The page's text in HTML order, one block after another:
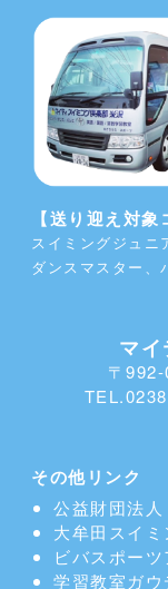
【送り迎え対象
スイミングジュニ
ダンスマスター、
マ
〒
その他リンク
公益財団法
大牟田スイ
ビバスポー
学習教室ガ